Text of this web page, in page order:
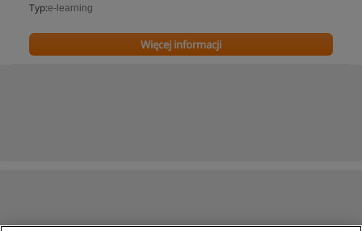
Typ:e-learning
Więcej informacji